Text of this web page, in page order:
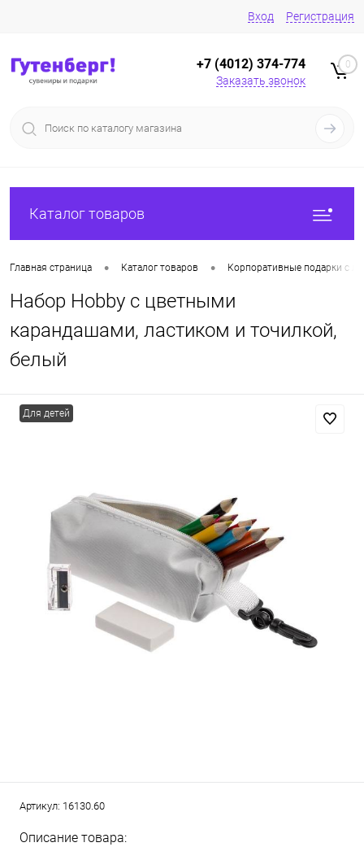
Вход Регистрация
+7 (4012) 374-774
Заказать звонок
0
Каталог товаров
Главная страница • Каталог товаров • Корпоративные подарки с
Набор Hobby с цветными
карандашами, ластиком и точилкой,
белый
Для детей
Артикул: 16130.60
Описание товара: